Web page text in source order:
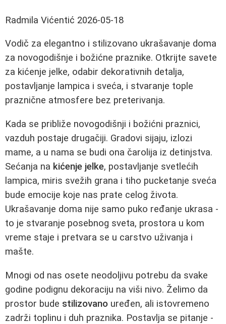
Radmila Vićentić 2026-05-18
Vodič za elegantno i stilizovano ukrašavanje doma
za novogodišnje i božićne praznike. Otkrijte savete
za kićenje jelke, odabir dekorativnih detalja,
postavljanje lampica i sveća, i stvaranje tople
praznične atmosfere bez preterivanja.
Kada se približe novogodišnji i božićni praznici,
vazduh postaje drugačiji. Gradovi sijaju, izlozi
mame, a u nama se budi ona čarolija iz detinjstva.
Sećanja na kićenje jelke, postavljanje svetlećih
lampica, miris svežih grana i tiho pucketanje sveća
bude emocije koje nas prate celog života.
Ukrašavanje doma nije samo puko ređanje ukrasa -
to je stvaranje posebnog sveta, prostora u kom
vreme staje i pretvara se u carstvo uživanja i
mašte.
Mnogi od nas osete neodoljivu potrebu da svake
godine podignu dekoraciju na viši nivo. Želimo da
prostor bude stilizovano uređen, ali istovremeno
zadrži toplinu i duh praznika. Postavlja se pitanje -